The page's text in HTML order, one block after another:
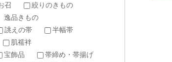
召
絞りのきもの
品きもの
誂えの帯
半幅帯
肌襦袢
宝飾品
帯締め・帯揚げ